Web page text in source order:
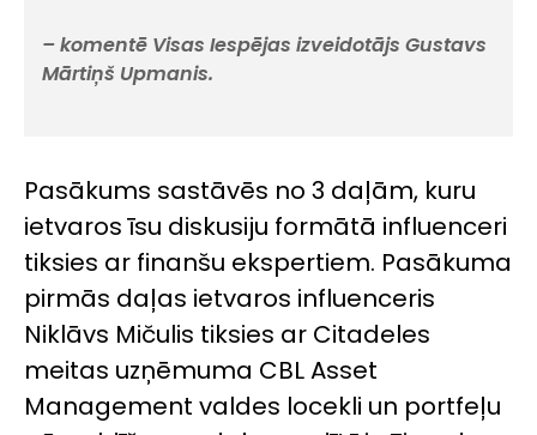
– komentē Visas Iespējas izveidotājs Gustavs
Mārtiņš Upmanis.
Pasākums sastāvēs no 3 daļām, kuru
ietvaros īsu diskusiju formātā influenceri
tiksies ar finanšu ekspertiem. Pasākuma
pirmās daļas ietvaros influenceris
Niklāvs Mičulis tiksies ar Citadeles
meitas uzņēmuma CBL Asset
Management valdes locekli un portfeļu